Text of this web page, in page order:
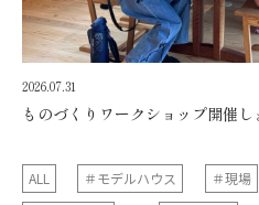
2026.07.31
ものづくりワークショップ開催し
ALL ＃モデルハウス ＃現場